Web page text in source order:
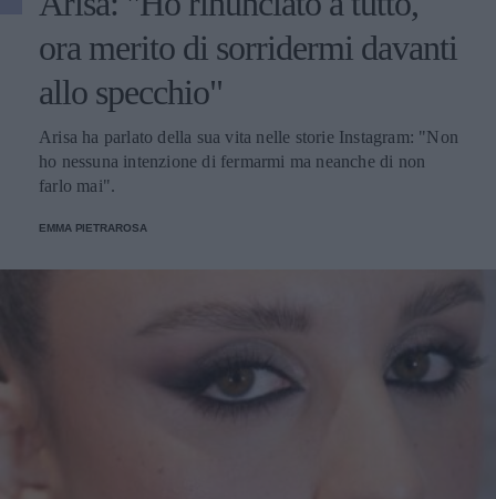
ora merito di sorridermi davanti
allo specchio"
Arisa ha parlato della sua vita nelle storie Instagram: "Non
ho nessuna intenzione di fermarmi ma neanche di non
farlo mai".
EMMA PIETRAROSA